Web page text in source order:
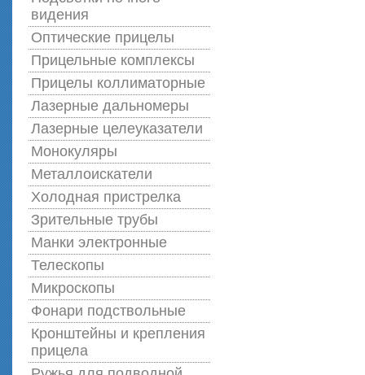
видения
Оптические прицелы
Прицельные комплексы
Прицелы коллиматорные
Лазерные дальномеры
Лазерные целеуказатели
Монокуляры
Металлоискатели
Холодная пристрелка
Зрительные трубы
Манки электронные
Телескопы
Микроскопы
Фонари подствольные
Кронштейны и крепления
прицела